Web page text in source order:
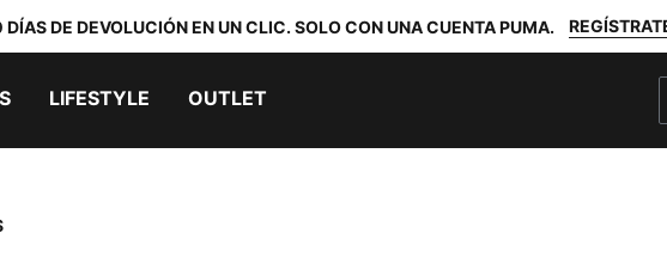
DE DEVOLUCIÓN EN UN CLIC. SOLO CON UNA CUENTA PUMA.
LIFESTYLE OUTLET